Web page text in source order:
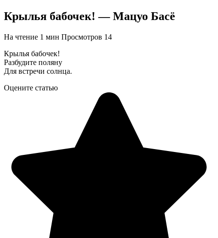
Крылья бабочек! — Мацуо Басё
На чтение 1 мин Просмотров 14
Крылья бабочек!
Разбудите поляну
Для встречи солнца.
Оцените статью